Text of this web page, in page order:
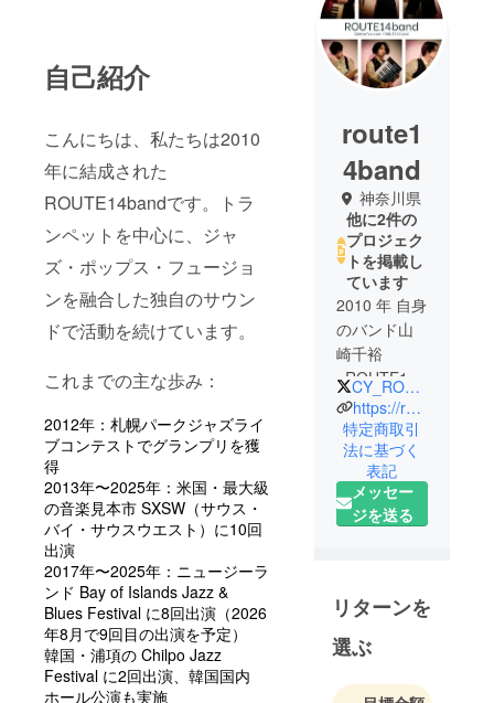
自己紹介
こんにちは、私たちは2010
年に結成された
ROUTE14bandです。トラ
ンペットを中心に、ジャ
ズ・ポップス・フュージョ
ンを融合した独自のサウン
ドで活動を続けています。
これまでの主な歩み：
2012年：札幌パークジャズライ
ブコンテストでグランプリを獲
得
2013年〜2025年：米国・最大級
の音楽見本市 SXSW（サウス・
バイ・サウスウエスト）に10回
出演
2017年〜2025年：ニュージーラ
ンド Bay of Islands Jazz &
Blues Festival に8回出演（2026
年8月で9回目の出演を予定）
韓国・浦項の Chilpo Jazz
Festival に2回出演、韓国国内
ホール公演も実施
route1
4band
神奈川県
他に2件の
プロジェク
トを掲載し
ています
2010 年 自身
のバンド山
崎千裕
+ROUTE14b
and を結
成。
2012 年 札幌
パークジャ
ズライブコ
ンテストグ
ダトロント
ジャズフェ
スティバル
2014年
CY_ROUTE14
https://route14band.tokyo
特定商取引
法に基づく
表記
メッセー
ジを送る
リターンを
選ぶ